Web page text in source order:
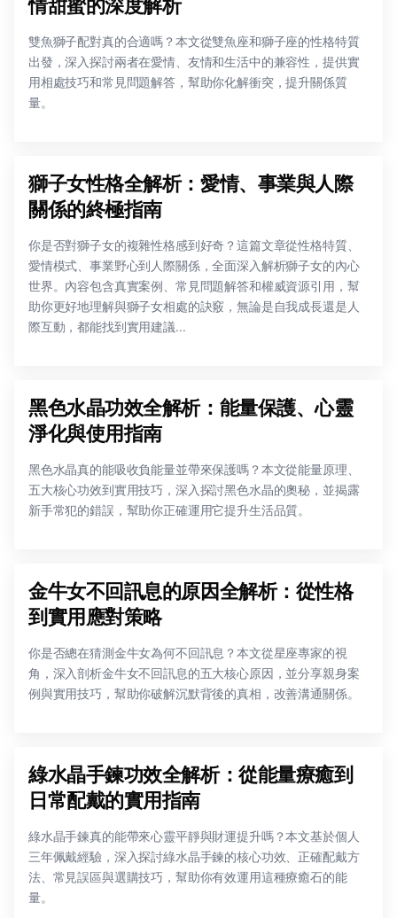
雙魚獅子配對真的合適嗎？本文從雙魚座和獅子座的性格特質
出發，深入探討兩者在愛情、友情和生活中的兼容性，提供實
用相處技巧和常見問題解答，幫助你化解衝突，提升關係質
量。
獅子女性格全解析：愛情、事業與人際
關係的終極指南
你是否對獅子女的複雜性格感到好奇？這篇文章從性格特質、
愛情模式、事業野心到人際關係，全面深入解析獅子女的內心
世界。內容包含真實案例、常見問題解答和權威資源引用，幫
助你更好地理解與獅子女相處的訣竅，無論是自我成長還是人
際互動，都能找到實用建議...
黑色水晶功效全解析：能量保護、心靈
淨化與使用指南
黑色水晶真的能吸收負能量並帶來保護嗎？本文從能量原理、
五大核心功效到實用技巧，深入探討黑色水晶的奧秘，並揭露
新手常犯的錯誤，幫助你正確運用它提升生活品質。
金牛女不回訊息的原因全解析：從性格
到實用應對策略
你是否總在猜測金牛女為何不回訊息？本文從星座專家的視
角，深入剖析金牛女不回訊息的五大核心原因，並分享親身案
例與實用技巧，幫助你破解沉默背後的真相，改善溝通關係。
綠水晶手鍊功效全解析：從能量療癒到
日常配戴的實用指南
綠水晶手鍊真的能帶來心靈平靜與財運提升嗎？本文基於個人
三年佩戴經驗，深入探討綠水晶手鍊的核心功效、正確配戴方
法、常見誤區與選購技巧，幫助你有效運用這種療癒石的能
量。